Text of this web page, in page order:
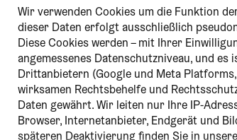
Wir verwenden Cookies um die Funktion
dieser Daten erfolgt ausschließlich
Diese Cookies werden – mit Ihrer
angemessenes Datenschutzniveau, und
Drittanbietern (Google und Meta
wirksamen Rechtsbehelfe und
Daten gewährt. Wir leiten nur Ihre IP-
Browser, Internetanbieter, Endgerät und
späteren Deaktivierung finden Sie in